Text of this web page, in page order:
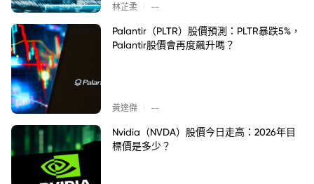
林芷柔 --
Palantir（PLTR）股價預測：PLTR暴跌5%，
Palantir股價會再度飆升嗎？
黃達傑 --
Nvidia（NVDA）股價今日走高：2026年目
標價是多少？